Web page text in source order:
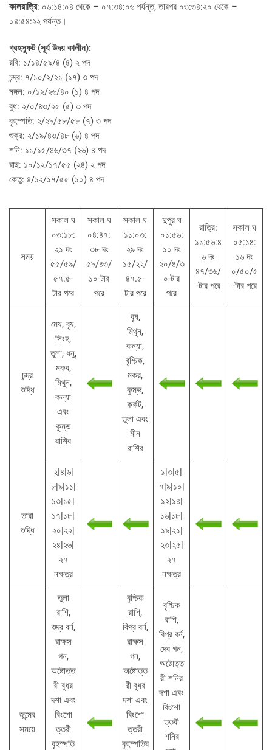
কালরাত্রি: ০৬:১৪:০৪ থেকে – ০৭:৩৪:০৬ পর্যন্ত, তারপর ০৩:৩৪:২০ থেকে –
০৪:৫৪:২২ পর্যন্ত।
গ্রহস্ফুট (সূর্য উদয় কালীন):
রবি: ১/১৪/৫৯/৪ (৪) ২ পদ
চন্দ্র: ৭/১০/২/২১ (১৭) ৩ পদ
মঙ্গল: ০/১২/২৬/৪০ (১) ৪ পদ
বুধ: ২/০/৪৩/২৫ (৫) ৩ পদ
বৃহস্পতি: ২/২৯/৫৮/৫৮ (৭) ৩ পদ
শুক্র: ২/১৯/৪৩/৪৮ (৬) ৪ পদ
শনি: ১১/১৫/৪৬/৩৭ (২৬) ৪ পদ
রাহু: ১০/১২/১৭/৫৫ (২৪) ২ পদ
কেতু: ৪/১২/১৭/৫৫ (১০) ৪ পদ
সময়
সকাল ঘ
০৩:১৮:
২১ দং
৫৫/৫৯/
৫৭.৫-
টার পরে
সকাল ঘ
০৪:৪৭:
৩৮ দং
৫৯/৪৩/
১০-টার
পরে
সকাল ঘ
১১:০৩:
২৯ দং
১৫/২২/
৪৭.৫-
টার পরে
দুপুর ঘ
০১:৫৬:
১০ দং
২০/৪/৩
০-টার
পরে
রাত্রি:
১১:৫৬:৪
৬ দং
৪৭/৩৬/
-টার পরে
সকাল ঘ
০৫:১৪:
১৬ দং
০/৫০/৫
-টার পরে
চন্দ্র
শুদ্ধি
মেষ, বৃষ,
সিংহ,
তুলা, ধনু,
মকর,
মিথুন,
কন্যা
এবং
কুম্ভ
রাশির
বৃষ,
মিথুন,
কন্যা,
বৃশ্চিক,
মকর,
কুম্ভ,
কর্কট,
তুলা এবং
মীন
রাশির
তারা
শুদ্ধি
২|৪|৬|
৮|৯|১১|
১৩|১৫|
১৭|১৮|
২০|২২|
২৪|২৬|
২৭
নক্ষত্র
১|৩|৫|
৭|৯|১০|
১২|১৪|
১৬|১৮|
১৯|২১|
২৩|২৫|
২৭
নক্ষত্র
জন্মের
সময়ে
তুলা
রাশি,
শুদ্র বর্ন,
রাক্ষস
গন,
অষ্টোত্ত
রী বুধর
দশা এবং
বিংশো
ত্তরী
বৃহস্পতি
বৃশ্চিক
রাশি,
বিপ্র বর্ন,
রাক্ষস
গন,
অষ্টোত্ত
রী বুধর
দশা এবং
বিংশো
ত্তরী
বৃহস্পতির
বৃশ্চিক
রাশি,
বিপ্র বর্ন,
দেব গন,
অষ্টোত্ত
রী শনির
দশা এবং
বিংশো
ত্তরী
শনির